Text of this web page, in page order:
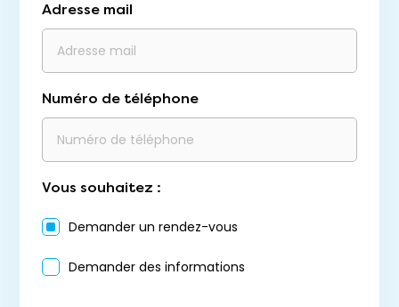
Adresse mail
Numéro de téléphone
Vous souhaitez :
Demander un rendez-vous
Demander des informations